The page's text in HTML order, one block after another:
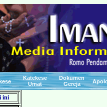
Katekese
Umat
Dokumen
Gereja
ini